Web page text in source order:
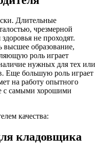
Длительные
чрезмерной
не проходят.
высшее образование,
роль играет
нужных для тех или
Еще большую роль играет
на работу опытного
с самыми хорошими
качества:
кладовщика